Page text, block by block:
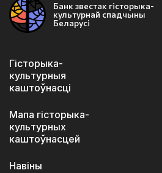
Банк звестак гісторыка-
культурнай спадчыны
Беларусі
Гісторыка-
культурныя
каштоўнасці
Мапа гісторыка-
культурных
каштоўнасцей
Навіны